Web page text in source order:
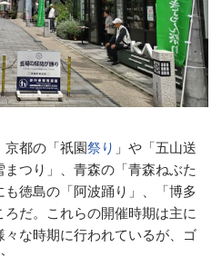
京都の「祇園祭り 」や「五山送
つり」、青森の「青森ねぶた
徳島の「阿波踊り」、「博多
だ。これらの開催時期は主に
な時期に行われているが、ゴ